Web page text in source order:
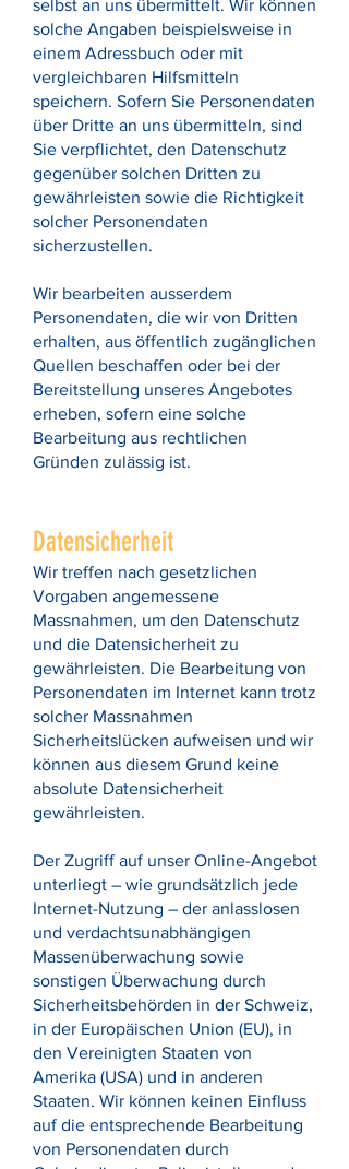
selbst an uns übermittelt. Wir können
solche Angaben beispielsweise in
einem Adressbuch oder mit
vergleichbaren Hilfsmitteln
speichern. Sofern Sie Personendaten
über Dritte an uns übermitteln, sind
Sie verpflichtet, den Datenschutz
gegenüber solchen Dritten zu
gewährleisten sowie die Richtigkeit
solcher Personendaten
sicherzustellen.
Wir bearbeiten ausserdem
Personendaten, die wir von Dritten
erhalten, aus öffentlich zugänglichen
Quellen beschaffen oder bei der
Bereitstellung unseres Angebotes
erheben, sofern eine solche
Bearbeitung aus rechtlichen
Gründen zulässig ist.
Datensicherheit
Wir treffen nach gesetzlichen
Vorgaben angemessene
Massnahmen, um den Datenschutz
und die Datensicherheit zu
gewährleisten. Die Bearbeitung von
Personendaten im Internet kann trotz
solcher Massnahmen
Sicherheitslücken aufweisen und wir
können aus diesem Grund keine
absolute Datensicherheit
gewährleisten.
Der Zugriff auf unser Online-Angebot
unterliegt – wie grundsätzlich jede
Internet-Nutzung – der anlasslosen
und verdachtsunabhängigen
Massenüberwachung sowie
sonstigen Überwachung durch
Sicherheitsbehörden in der Schweiz,
in der Europäischen Union (EU), in
den Vereinigten Staaten von
Amerika (USA) und in anderen
Staaten. Wir können keinen Einfluss
auf die entsprechende Bearbeitung
von Personendaten durch